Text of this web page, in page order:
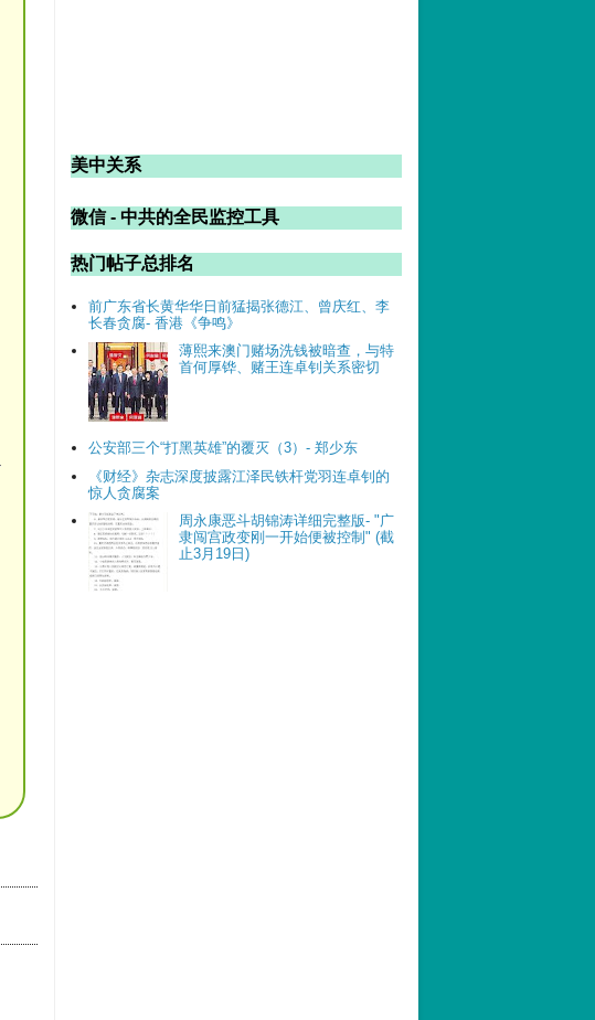
美中关系
微信 - 中共的全民监控工具
热门帖子总排名
前广东省长黄华华日前猛揭张德江、曾庆红、李
长春贪腐- 香港《争鸣》
薄熙来澳门赌场洗钱被暗查，与特
首何厚铧、赌王连卓钊关系密切
公安部三个“打黑英雄”的覆灭（3）- 郑少东
《财经》杂志深度披露江泽民铁杆党羽连卓钊的
惊人贪腐案
周永康恶斗胡锦涛详细完整版- "广
隶闯宫政变刚一开始便被控制" (截
止3月19日)